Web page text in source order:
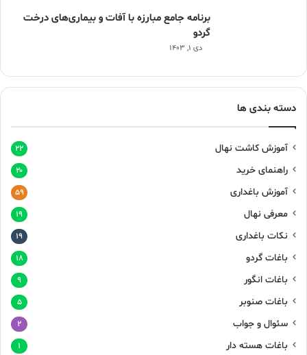
برنامه جامع مبارزه با آفات و بیماری‌های درخت
گردو
دی ۱, ۱۴۰۳
دسته بندی ها
آموزش کاشت نهال ۲۲
راهنمای خرید ۲۰
آموزش باغداری ۵۹
معرفی نهال ۱۹
نکات باغداری ۱۹
باغات گردو ۱۸
باغات انگور ۹
باغات صنوبر ۵
سئوال و جواب ۲
باغات هسته دار ۱